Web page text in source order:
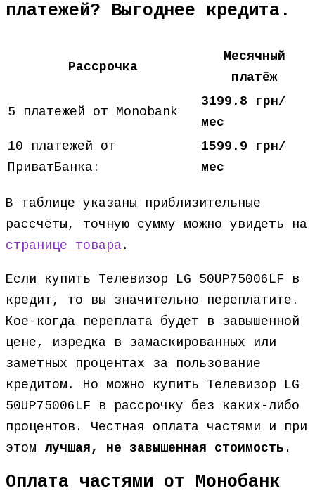
платежей? Выгоднее кредита.
Рассрочка
Месячный
платёж
5 платежей от Monobank
3199.8 грн/
мес
10 платежей от
ПриватБанка:
1599.9 грн/
мес
В таблице указаны приблизительные
рассчёты, точную сумму можно увидеть на
странице товара .
Если купить Телевизор LG 50UP75006LF в
кредит, то вы значительно переплатите.
Кое-когда переплата будет в завышенной
цене, изредка в замаскированных или
заметных процентах за пользование
кредитом. Но можно купить Телевизор LG
50UP75006LF в рассрочку без каких-либо
процентов. Честная оплата частями и при
этом лучшая, не завышенная стоимость .
Оплата частями от Монобанк